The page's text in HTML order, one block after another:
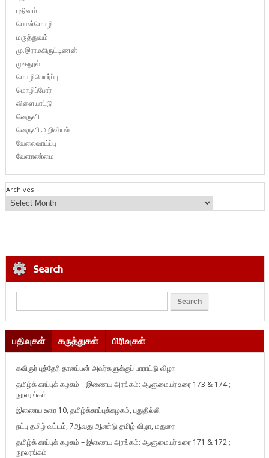
புதினம்
பொன்மொழி
மருத்துவம்
மு.இராமகிருட்டிணன்
முகநூல்
மொழிபெயர்ப்பு
மொழிப்போர்
விளையாட்டு
வெருளி
வெருளி அறிவியல்
வேலைவாய்ப்பு
வேளாண்மை
Archives
Search
பதிவுகள் கருத்துகள் பிரிவுகள்
கவிஞர் புத்தேரி தானப்பன் அவர்களுக்குப் பாராட்டு விழா
தமிழ்க் காப்புக் கழகம் – இணைய அரங்கம்: ஆளுமையர் உரை 173 & 174 ;
நூலரங்கம்
இணைய உரை 10, தமிழ்க்காப்புக்கழகம், புதுதில்லி
நட்பு தமிழ் வட்டம், 7ஆவது ஆண்டு தமிழ் விழா, மதுரை
தமிழ்க் காப்புக் கழகம் – இணைய அரங்கம்: ஆளுமையர் உரை 171 & 172 ;
நூலரங்கம்